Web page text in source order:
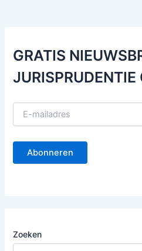
GRATIS
E
a
l
Abonneren
Zoeken